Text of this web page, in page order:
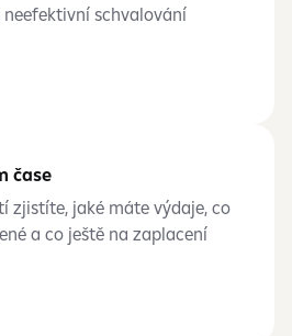
neefektivní schvalování
čase
zjistíte, jaké máte výdaje, co
a co ještě na zaplacení